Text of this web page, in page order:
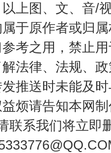
以上图、文、音/
于原作者或归
考之用，禁止
法律、法规、
推送时未能及
烦请告知本网
联系我们将立即
生